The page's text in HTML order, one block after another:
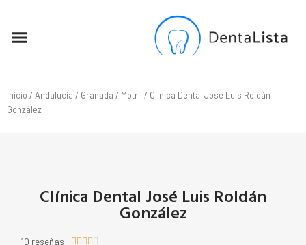
Inicio / Andalucía / Granada / Motril / Clínica Dental José Luis Roldán
González
Clínica Dental José Luis Roldán
González
10 reseñas     